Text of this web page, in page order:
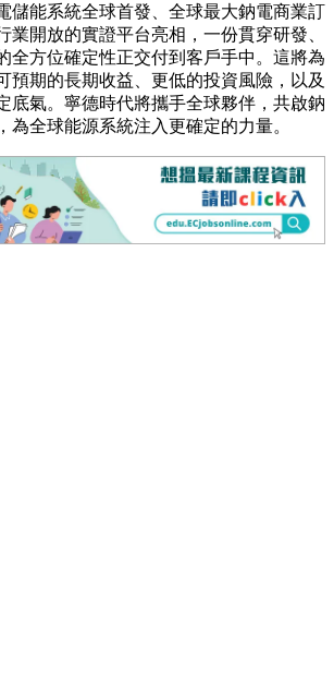
儲能系統全球首發、全球最大鈉電商業訂
業開放的實證平台亮相，一份貫穿研發、
全方位確定性正交付到客戶手中。這將為
預期的長期收益、更低的投資風險，以及
底氣。寧德時代將攜手全球夥伴，共啟鈉
為全球能源系統注入更確定的力量。